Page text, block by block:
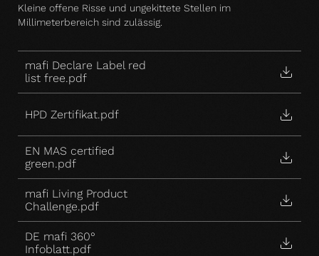
Kleine offene Risse und ungekittete Stellen im
Millimeterbereich sind zulässig.
mafi Declare Label red
list free.pdf
HPD Zertifikat.pdf
EN MAS certified
green.pdf
mafi Living Product
Challenge.pdf
DE mafi 360°
Infoblatt.pdf